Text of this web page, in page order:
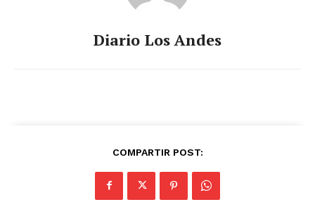
Diario Los Andes
COMPARTIR POST: